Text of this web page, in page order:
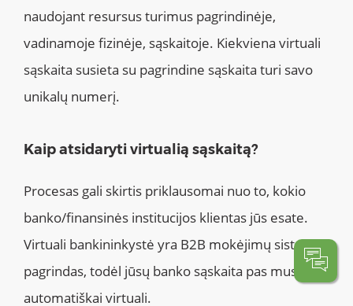
naudojant resursus turimus pagrindinėje,
vadinamoje fizinėje, sąskaitoje. Kiekviena virtuali
sąskaita susieta su pagrindine sąskaita turi savo
unikalų numerį.
Kaip atsidaryti virtualią sąskaitą?
Procesas gali skirtis priklausomai nuo to, kokio
banko/finansinės institucijos klientas jūs esate.
Virtuali bankininkystė yra B2B mokėjimų sistemos
pagrindas, todėl jūsų banko sąskaita pas mus bus
automatiškai virtuali.